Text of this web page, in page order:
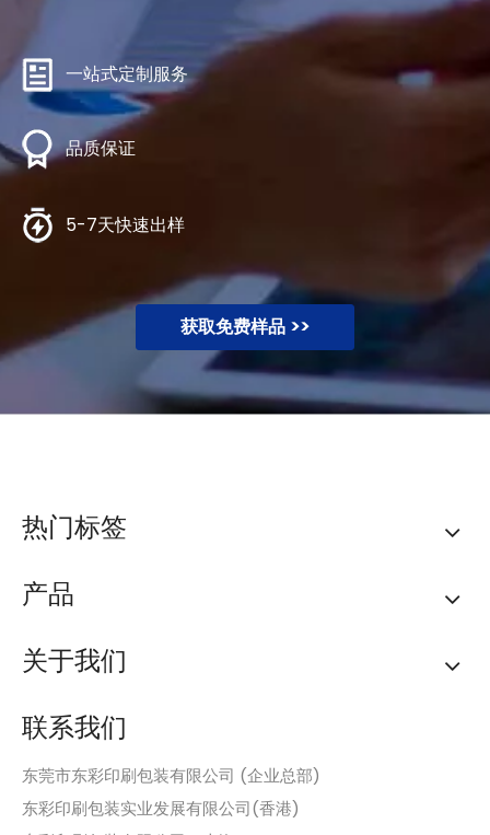
一站式定制服务
品质保证
5-7天快速出样
获取免费样品 >>
热门标签
产品
关于我们
联系我们
东莞市东彩印刷包装有限公司 (企业总部)
东彩印刷包装实业发展有限公司(香港)